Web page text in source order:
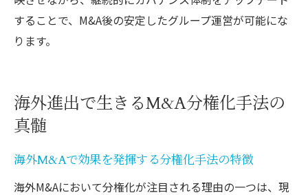
することで、M&A後の安定したグループ運営が可能にな
ります。
海外進出で生きるM&A分権化手法の
真髄
海外M&Aで効果を発揮する分権化手法の特徴
海外M&Aにおいて分権化が注目される理由の一つは、現